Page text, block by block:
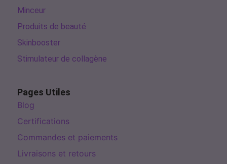
Minceur
Produits de beauté
Skinbooster
Stimulateur de collagène
Pages Utiles
Blog
Certifications
Commandes et paiements
Livraisons et retours